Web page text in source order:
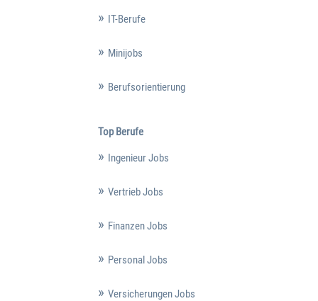
IT-Berufe
Minijobs
Berufsorientierung
Top Berufe
Ingenieur Jobs
Vertrieb Jobs
Finanzen Jobs
Personal Jobs
Versicherungen Jobs